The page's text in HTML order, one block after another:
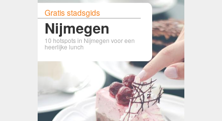
Gratis stadsgids
Nijmegen
10 hotspots in Nijmegen voor een
heerlijke lunch